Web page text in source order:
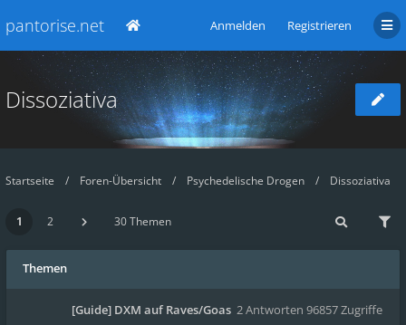
pantorise.net Anmelden Registrieren
Dissoziativa
Startseite Foren-Übersicht Psychedelische Drogen Dissoziativa
1 2 30 Themen
Themen
[Guide] DXM auf Raves/Goas 2 Antworten 96857 Zugriffe